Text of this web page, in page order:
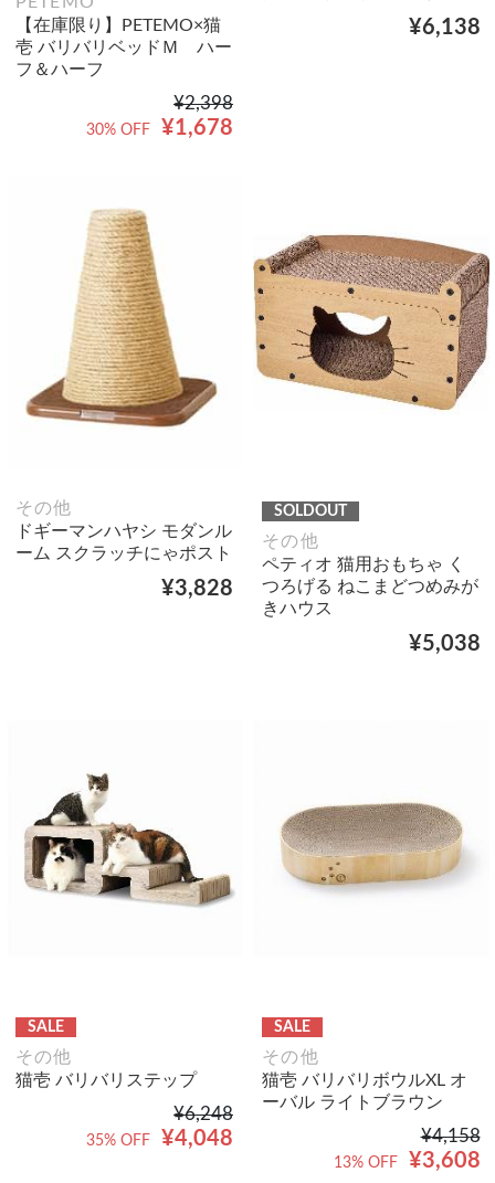
【在庫限り】PETEMO×猫
壱 バリバリベッドＭ ハー
フ＆ハーフ
¥2,398
¥1,678
30% OFF
¥6,138
その他
ドギーマンハヤシ モダンル
ーム スクラッチにゃポスト
¥3,828
SOLDOUT
その他
ペティオ 猫用おもちゃ く
つろげる ねこまどつめみが
きハウス
¥5,038
SALE
その他
猫壱 バリバリステップ
¥6,248
¥4,048
35% OFF
SALE
その他
猫壱 バリバリボウルXL オ
ーバル ライトブラウン
¥4,158
¥3,608
13% OFF